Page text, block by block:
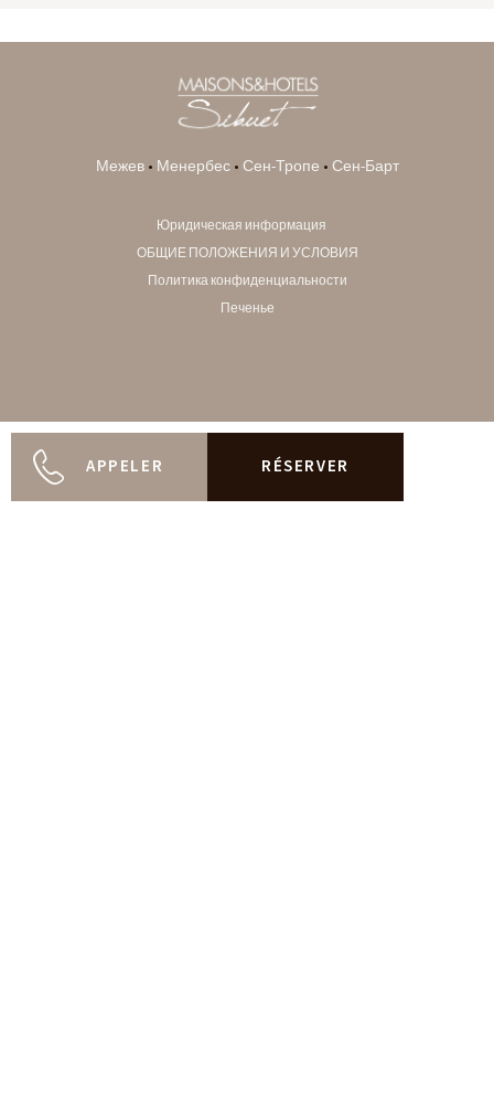
Межев• Менербес• Сен-Тропе • Сен-Барт
Юридическая информация
ОБЩИЕ ПОЛОЖЕНИЯ И УСЛОВИЯ
Политика конфиденциальности
Печенье
APPELER RÉSERVER